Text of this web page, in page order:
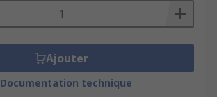
Ajouter
Documentation technique